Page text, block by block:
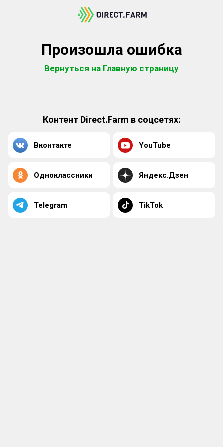
Произошла ошибка
Вернуться на Главную страницу
Контент Direct.Farm в соцсетях:
Вконтакте YouTube
Одноклассники Яндекс.Дзен
Telegram TikTok